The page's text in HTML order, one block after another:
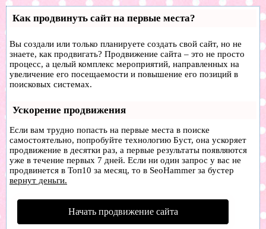
Как продвинуть сайт на первые места?
Вы создали или только планируете создать свой сайт, но не
знаете, как продвигать? Продвижение сайта – это не просто
процесс, а целый комплекс мероприятий, направленных на
увеличение его посещаемости и повышение его позиций в
поисковых системах.
Ускорение продвижения
Если вам трудно попасть на первые места в поиске
самостоятельно, попробуйте технологию Буст, она ускоряет
продвижение в десятки раз, а первые результаты появляются
уже в течение первых 7 дней. Если ни один запрос у вас не
продвинется в Топ10 за месяц, то в SeoHammer за бустер
вернут деньги.
Начать продвижение сайта